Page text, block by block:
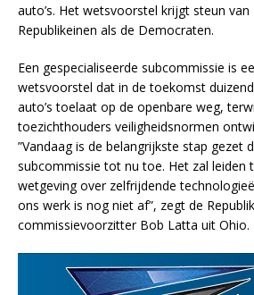
auto’s. Het wetsvoorstel krijgt steun van
Republikeinen als de Democraten.
Een gespecialiseerde subcommissie is
wetsvoorstel dat in de toekomst
auto’s toelaat op de openbare weg,
toezichthouders veiligheidsnormen
”Vandaag is de belangrijkste stap gezet
subcommissie tot nu toe. Het zal leiden
wetgeving over zelfrijdende
ons werk is nog niet af”, zegt de
commissievoorzitter Bob Latta uit Ohio.